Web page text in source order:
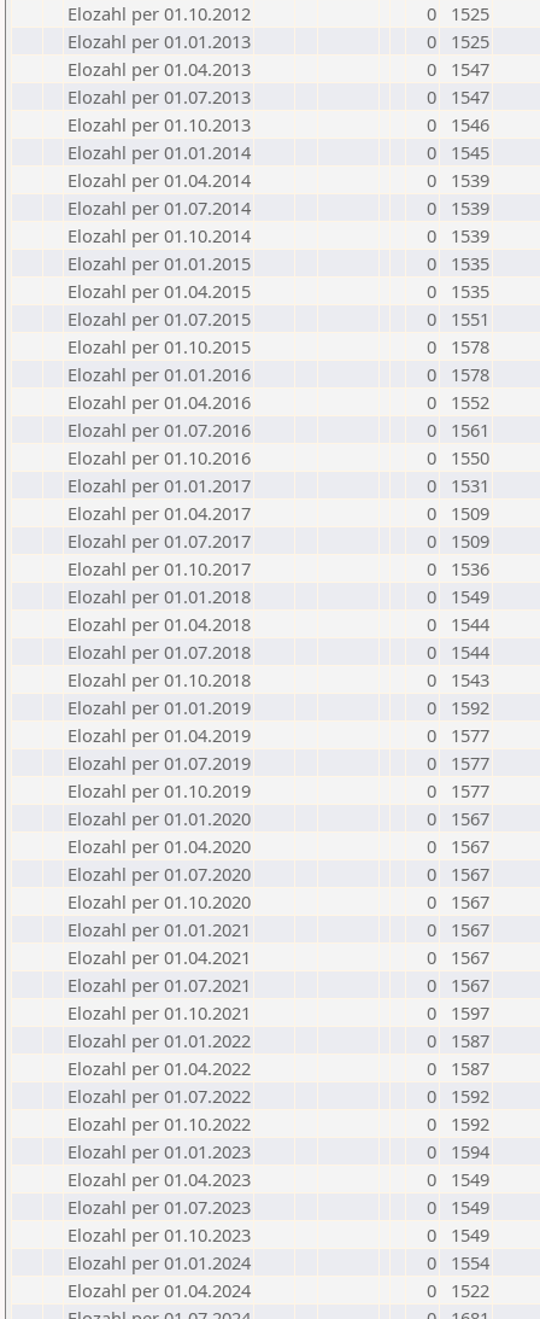
Elozahl per 01.10.2012
0
1525
Elozahl per 01.01.2013
0
1525
Elozahl per 01.04.2013
0
1547
Elozahl per 01.07.2013
0
1547
Elozahl per 01.10.2013
0
1546
Elozahl per 01.01.2014
0
1545
Elozahl per 01.04.2014
0
1539
Elozahl per 01.07.2014
0
1539
Elozahl per 01.10.2014
0
1539
Elozahl per 01.01.2015
0
1535
Elozahl per 01.04.2015
0
1535
Elozahl per 01.07.2015
0
1551
Elozahl per 01.10.2015
0
1578
Elozahl per 01.01.2016
0
1578
Elozahl per 01.04.2016
0
1552
Elozahl per 01.07.2016
0
1561
Elozahl per 01.10.2016
0
1550
Elozahl per 01.01.2017
0
1531
Elozahl per 01.04.2017
0
1509
Elozahl per 01.07.2017
0
1509
Elozahl per 01.10.2017
0
1536
Elozahl per 01.01.2018
0
1549
Elozahl per 01.04.2018
0
1544
Elozahl per 01.07.2018
0
1544
Elozahl per 01.10.2018
0
1543
Elozahl per 01.01.2019
0
1592
Elozahl per 01.04.2019
0
1577
Elozahl per 01.07.2019
0
1577
Elozahl per 01.10.2019
0
1577
Elozahl per 01.01.2020
0
1567
Elozahl per 01.04.2020
0
1567
Elozahl per 01.07.2020
0
1567
Elozahl per 01.10.2020
0
1567
Elozahl per 01.01.2021
0
1567
Elozahl per 01.04.2021
0
1567
Elozahl per 01.07.2021
0
1567
Elozahl per 01.10.2021
0
1597
Elozahl per 01.01.2022
0
1587
Elozahl per 01.04.2022
0
1587
Elozahl per 01.07.2022
0
1592
Elozahl per 01.10.2022
0
1592
Elozahl per 01.01.2023
0
1594
Elozahl per 01.04.2023
0
1549
Elozahl per 01.07.2023
0
1549
Elozahl per 01.10.2023
0
1549
Elozahl per 01.01.2024
0
1554
Elozahl per 01.04.2024
0
1522